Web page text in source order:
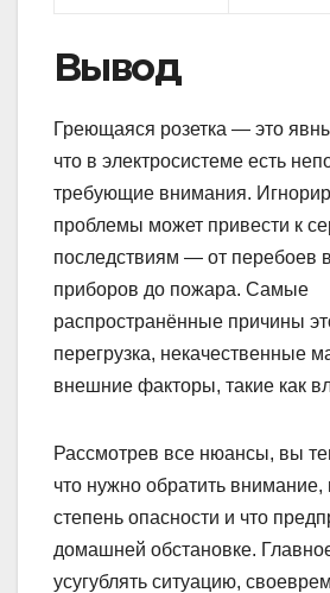
Вывод
Греющаяся розетка — это
что в электросистеме есть
требующие внимания.
проблемы может привести к
последствиям — от перебоев
приборов до пожара. Самые
распространённые причины
перегрузка, некачественные
внешние факторы, такие как
Рассмотрев все нюансы, вы
что нужно обратить внимание,
степень опасности и что
домашней обстановке.
усугублять ситуацию,